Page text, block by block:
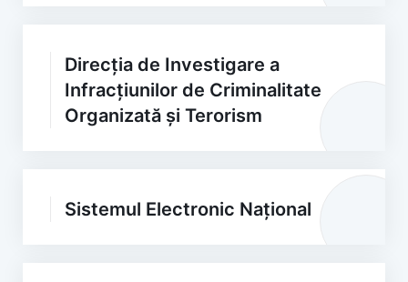
Direcția de Investigare a
Infracțiunilor de Criminalitate
Organizată și Terorism
Sistemul Electronic Național